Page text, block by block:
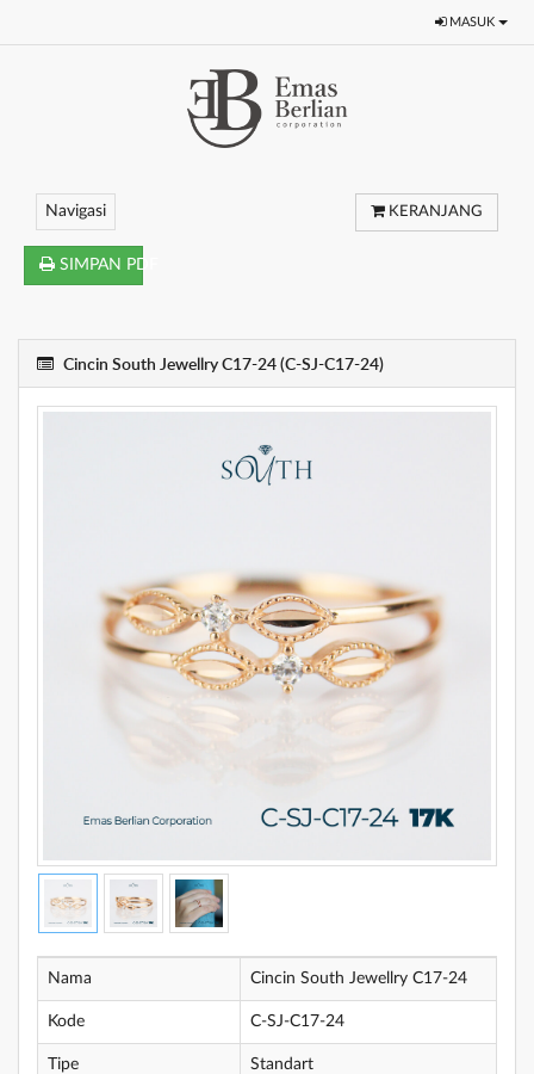
MASUK
Navigasi KERANJANG
SIMPAN PDF
Cincin South Jewellry C17-24 (C-SJ-C17-24)
Nama Cincin South Jewellry C17-24
Kode C-SJ-C17-24
Tipe Standart